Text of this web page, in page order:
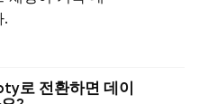
.
로 전환하면 데이